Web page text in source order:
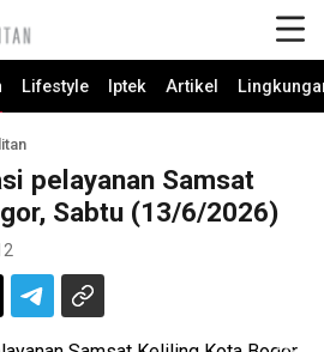
Lifestyle Iptek Artikel
pelayanan Samsat
Sabtu (13/6/2026)